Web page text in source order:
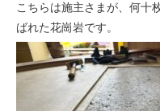
こちらは施主さまが、何十
ばれた花崗岩です。